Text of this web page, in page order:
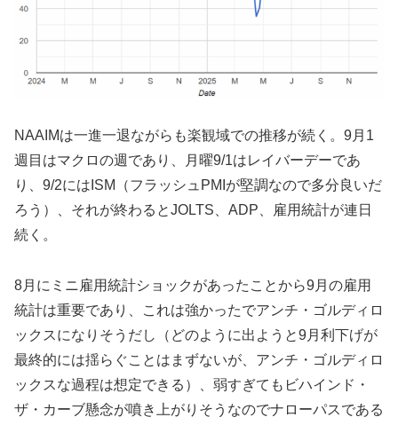
NAAIMは一進一退ながらも楽観域での推移が続く。9月1
週目はマクロの週であり、月曜9/1はレイバーデーであ
り、9/2にはISM（フラッシュPMIが堅調なので多分良いだ
ろう）、それが終わるとJOLTS、ADP、雇用統計が連日
続く。
8月にミニ雇用統計ショックがあったことから9月の雇用
統計は重要であり、これは強かったでアンチ・ゴルディロ
ックスになりそうだし（どのように出ようと9月利下げが
最終的には揺らぐことはまずないが、アンチ・ゴルディロ
ックスな過程は想定できる）、弱すぎてもビハインド・
ザ・カーブ懸念が噴き上がりそうなのでナローパスである